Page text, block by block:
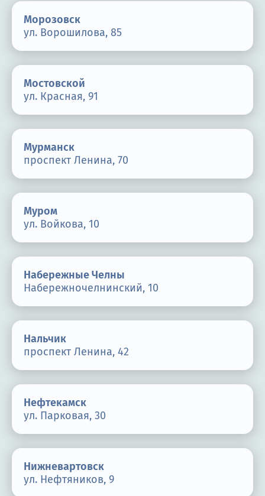
Морозовск
ул. Ворошилова, 85
Мостовской
ул. Красная, 91
Мурманск
проспект Ленина, 70
Муром
ул. Войкова, 10
Набережные Челны
Набережночелнинский, 10
Нальчик
проспект Ленина, 42
Нефтекамск
ул. Парковая, 30
Нижневартовск
ул. Нефтяников, 9